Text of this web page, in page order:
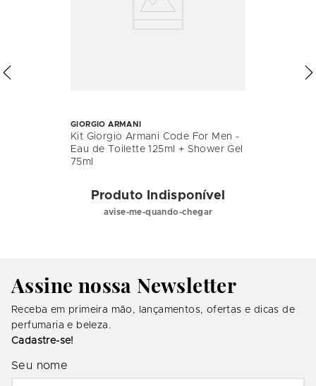
GIORGIO ARMANI
Kit Giorgio Armani Code For Men -
Eau de Toilette 125ml + Shower Gel
75ml
Produto Indisponível
avise-me-quando-chegar
Assine nossa Newsletter
Receba em primeira mão, lançamentos, ofertas e dicas de
perfumaria e beleza.
Cadastre-se!
Seu nome